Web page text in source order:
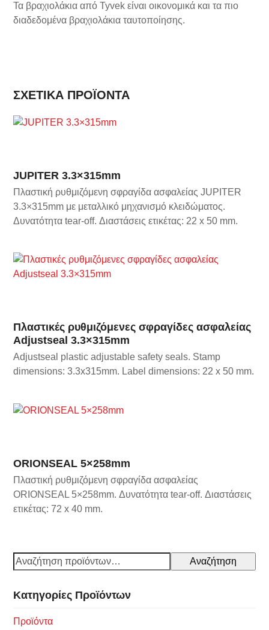
Τα βραχιολάκια από Tyvek είναι οικονομικά και τα πιο
διαδεδομένα βραχιολάκια ταυτοποίησης.
ΣΧΕΤΙΚΆ ΠΡΟΪΌΝΤΑ
JUPITER 3.3×315mm
Πλαστική ρυθμιζόμενη σφραγίδα ασφαλείας JUPITER
3.3×315mm με μεταλλικό μηχανισμό κλειδώματος.
Δυνατότητα tear-off. Διαστάσεις ετικέτας: 22 x 50 mm.
Πλαστικές ρυθμιζόμενες σφραγίδες ασφαλείας
Adjustseal 3.3×315mm
Adjustseal plastic adjustable safety seals. Stamp
dimensions: 3.3x315mm. Label dimensions: 22 x 50 mm.
ORIONSEAL 5×258mm
Πλαστική ρυθμιζόμενη σφραγίδα ασφαλείας
ORIONSEAL 5×258mm. Δυνατότητα tear-off. Διαστάσεις
ετικέτας: 72 x 40 mm.
Αναζήτηση
Κατηγορίες Προϊόντων
Προϊόντα